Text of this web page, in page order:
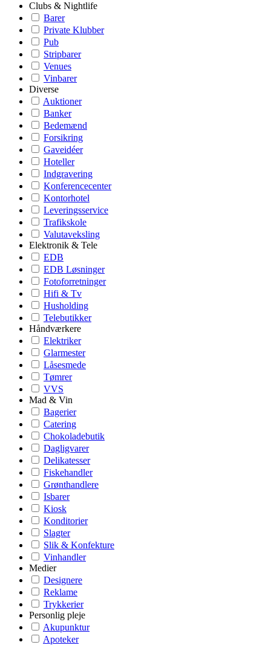
Clubs & Nightlife
Barer
Private Klubber
Pub
Stripbarer
Venues
Vinbarer
Diverse
Auktioner
Banker
Bedemænd
Forsikring
Gaveidéer
Hoteller
Indgravering
Konferencecenter
Kontorhotel
Leveringsservice
Trafikskole
Valutaveksling
Elektronik & Tele
EDB
EDB Løsninger
Fotoforretninger
Hifi & Tv
Husholding
Telebutikker
Håndværkere
Elektriker
Glarmester
Låsesmede
Tømrer
VVS
Mad & Vin
Bagerier
Catering
Chokoladebutik
Dagligvarer
Delikatesser
Fiskehandler
Grønthandlere
Isbarer
Kiosk
Konditorier
Slagter
Slik & Konfekture
Vinhandler
Medier
Designere
Reklame
Trykkerier
Personlig pleje
Akupunktur
Apoteker